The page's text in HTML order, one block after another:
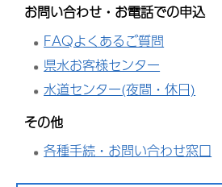
お問い合わせ・お電話での申込
FAQよくあるご質問
県水お客様センター
水道センター(夜間・休日)
その他
各種手続・お問い合わせ窓口